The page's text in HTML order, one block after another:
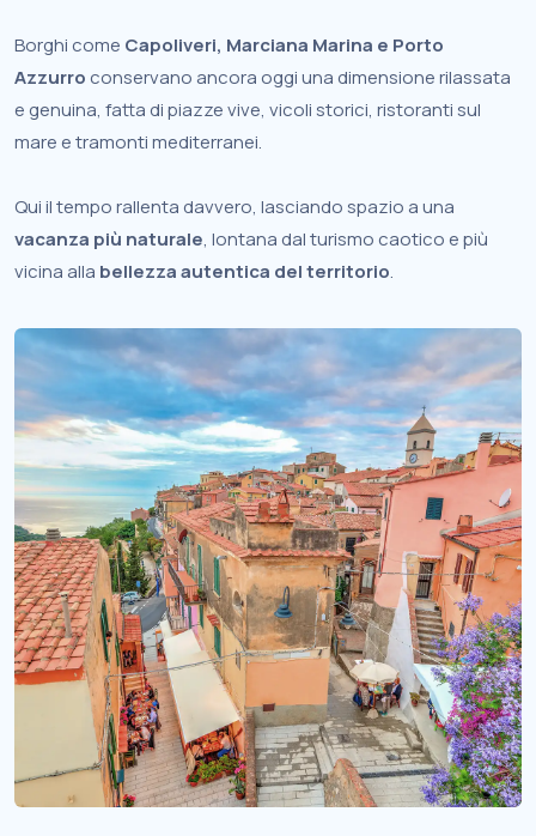
Borghi come Capoliveri, Marciana Marina e Porto
Azzurro conservano ancora oggi una dimensione rilassata
e genuina, fatta di piazze vive, vicoli storici, ristoranti sul
mare e tramonti mediterranei.
Qui il tempo rallenta davvero, lasciando spazio a una
vacanza più naturale, lontana dal turismo caotico e più
vicina alla bellezza autentica del territorio.